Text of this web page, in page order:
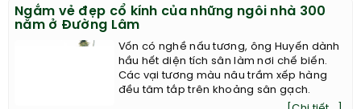
Roc d’Enfer (Pháp) hơn".
Ngắm vẻ đẹp cổ kính của những ngôi nhà 300
năm ở Đường Lâm
Vốn có nghề nấu tương, ông Huyến dành